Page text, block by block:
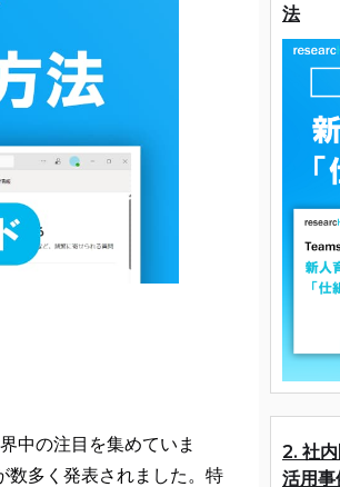
中の注目を集めていま
多く発表されました。特
法
2. 社
活用事